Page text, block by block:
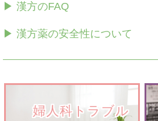
▶ 漢方のFAQ
▶ 漢方薬の安全性について
婦人科トラブル